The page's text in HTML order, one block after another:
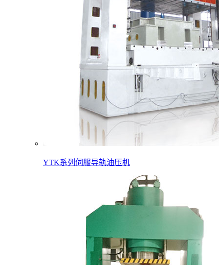
YTK系列伺服导轨油压机